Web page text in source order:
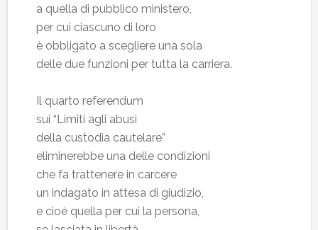
a quella di pubblico ministero,
per cui ciascuno di loro
è obbligato a scegliere una sola
delle due funzioni per tutta la carriera.
Il quarto referendum
sui “Limiti agli abusi
della custodia cautelare”
eliminerebbe una delle condizioni
che fa trattenere in carcere
un indagato in attesa di giudizio,
e cioè quella per cui la persona,